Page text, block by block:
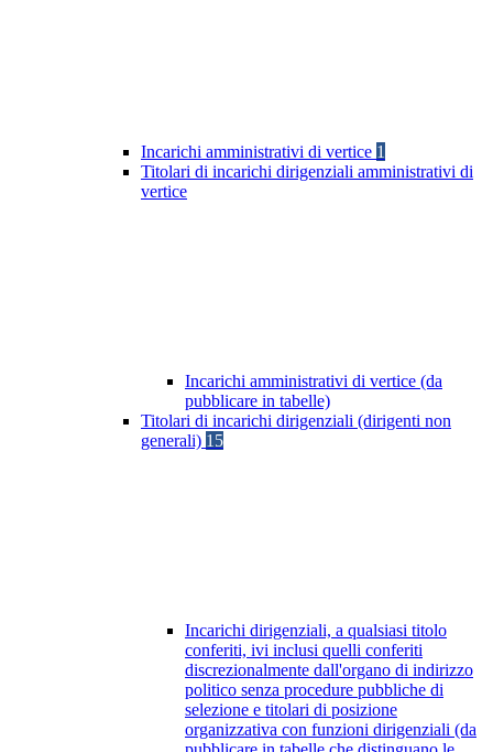
Incarichi amministrativi di vertice 1
Titolari di incarichi dirigenziali amministrativi di
vertice
Incarichi amministrativi di vertice (da
pubblicare in tabelle)
Titolari di incarichi dirigenziali (dirigenti non
generali) 15
Incarichi dirigenziali, a qualsiasi titolo
conferiti, ivi inclusi quelli conferiti
discrezionalmente dall'organo di indirizzo
politico senza procedure pubbliche di
selezione e titolari di posizione
organizzativa con funzioni dirigenziali (da